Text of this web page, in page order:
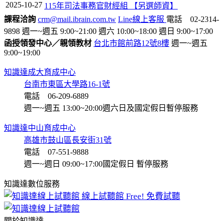
2025-10-27 115年司法事務官財經組 【另選師資】
課程洽詢 crm@mail.ibrain.com.tw Line線上客服 電話 02-2314-
9898 週一~週五 9:00~21:00 週六 10:00~18:00 週日 9:00~17:00
函授領發中心／親領教材 台北市館前路12號8樓 週一~週五
9:00~19:00
知識達成大育成中心
台南市東區大學路16-1號
電話 06-209-6889
週一~週五 13:00~20:00週六日及國定假日暫停服務
知識達中山育成中心
高雄市鼓山區長安街31號
電話 07-551-9888
週一~週日 09:00~17:00國定假日 暫停服務
知識達數位服務
線上試聽館 Free! 免費試聽